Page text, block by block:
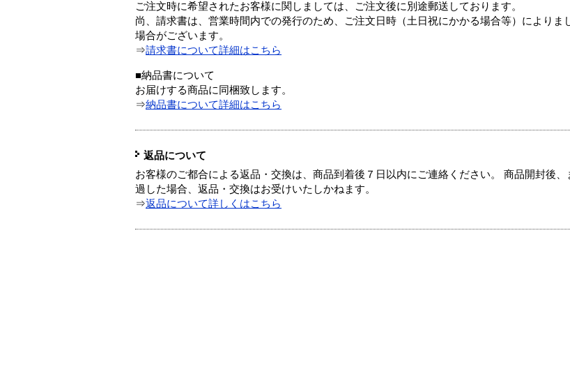
ご注文時に希望されたお客様に関しましては、ご注文後に別途郵送しております。
尚、請求書は、営業時間内での発行のため、ご注文日時（土日祝にかかる場合等）によりま
場合がございます。
⇒請求書について詳細はこちら
■納品書について
お届けする商品に同梱致します。
⇒納品書について詳細はこちら
返品について
お客様のご都合による返品・交換は、商品到着後７日以内にご連絡ください。 商品開封後
過した場合、返品・交換はお受けいたしかねます。
⇒返品について詳しくはこちら